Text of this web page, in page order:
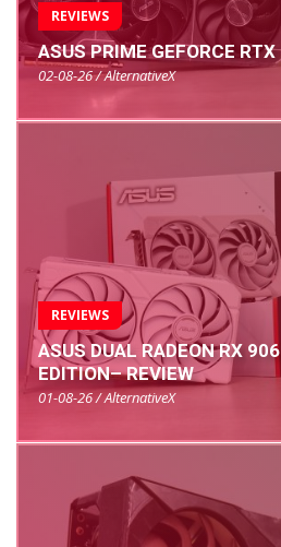
REVIEWS
ASUS PRIME GEFORCE
02-08-26 / AlternativeX
REVIEWS
ASUS DUAL RADEON RX
EDITION– REVIEW
01-08-26 / AlternativeX